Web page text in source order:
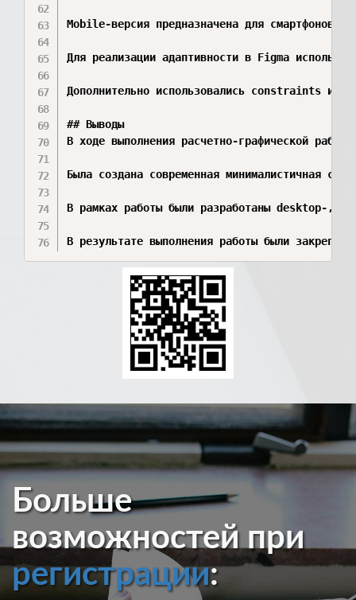
Больше
возможностей при
регистрации: